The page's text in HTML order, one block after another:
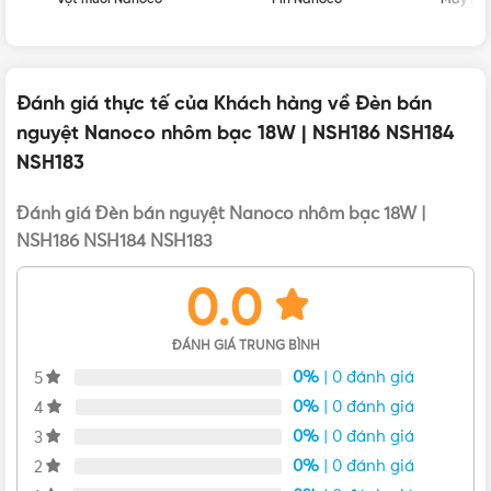
Nhôm màu Bạc
Ưu điểm của Đèn LED bán nguyệt NSH186 NSH184
NSH183 viền nhôm bạc
Thiết kế thanh lịch, trang nhã được đánh giá cao bởi
người tiêu dùng cũng như các chuyên gia thiết kế trong
Đánh giá thực tế của Khách hàng về Đèn bán
nguyệt Nanoco nhôm bạc 18W | NSH186 NSH184
NSH183
Đánh giá Đèn bán nguyệt Nanoco nhôm bạc 18W |
NSH186 NSH184 NSH183
0.0
ĐÁNH GIÁ TRUNG BÌNH
5 0% | 0 đánh giá
4
0% | 0 đánh giá
3
0% | 0 đánh giá
2
0% | 0 đánh giá